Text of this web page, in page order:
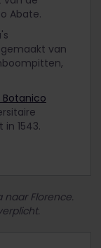
Abate.
van
Botanico
1543.
Florence.